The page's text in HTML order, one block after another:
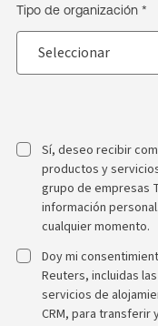
Tipo de organización *
Sí, deseo recibir
productos y
grupo de empresas
información
cualquier momento.
Doy mi
Reuters, incluidas
servicios de
CRM, para transferir